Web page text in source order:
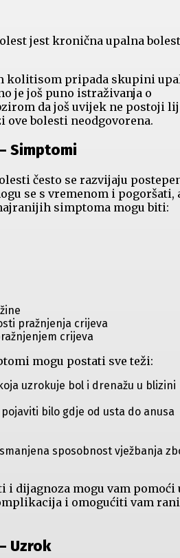
jest kronična upalna bolest
kolitisom pripada skupini
je još puno istraživanja o
da još uvijek ne postoji
ove bolesti neodgovorena.
Simptomi
često se razvijaju
se s vremenom i pogoršati,
simptoma mogu biti:
pražnjenja crijeva
crijeva
mogu postati sve teži:
uzrokuje bol i drenažu u blizini
bilo gdje od usta do anusa
sposobnost vježbanja
i dijagnoza mogu vam pomoći
i omogućiti vam rani
Uzrok